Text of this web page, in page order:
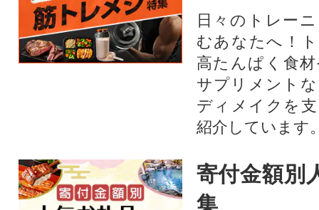
日々のトレー
むあなたへ！
高たんぱく食
サプリメント
ディメイクを
紹介しています
寄付金額別
集